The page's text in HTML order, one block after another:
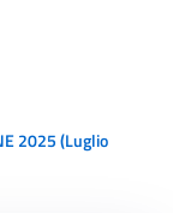
2025 (Luglio